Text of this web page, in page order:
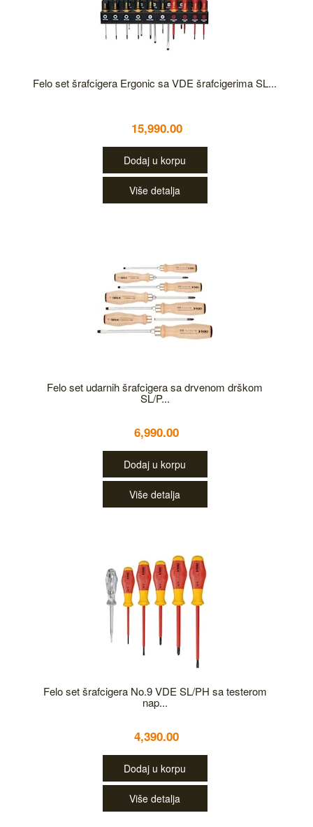
Felo set šrafcigera Ergonic sa VDE šrafcigerima SL...
15,990.00
Dodaj u korpu
Više detalja
Felo set udarnih šrafcigera sa drvenom drškom
SL/P...
6,990.00
Dodaj u korpu
Više detalja
Felo set šrafcigera No.9 VDE SL/PH sa testerom
nap...
4,390.00
Dodaj u korpu
Više detalja